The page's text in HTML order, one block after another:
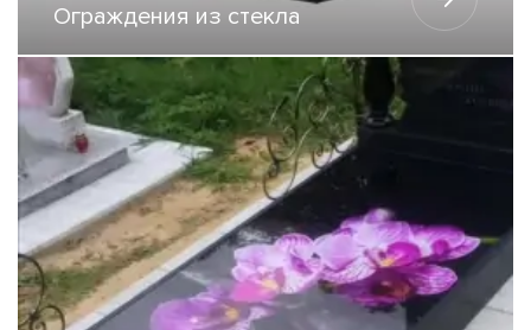
Ограждения из стекла